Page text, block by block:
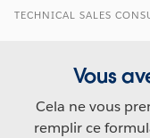
TECHNICAL SALES
Vous
Cela ne vous
remplir ce